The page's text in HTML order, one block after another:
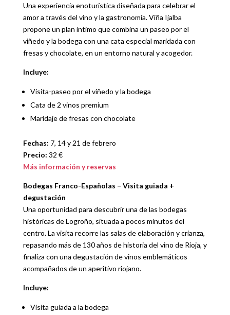
Una experiencia enoturística diseñada para celebrar el
amor a través del vino y la gastronomía. Viña Ijalba
propone un plan íntimo que combina un paseo por el
viñedo y la bodega con una cata especial maridada con
fresas y chocolate, en un entorno natural y acogedor.
Incluye:
Visita-paseo por el viñedo y la bodega
Cata de 2 vinos premium
Maridaje de fresas con chocolate
Fechas: 7, 14 y 21 de febrero
Precio: 32 €
Más información y reservas
Bodegas Franco-Españolas – Visita guiada +
degustación
Una oportunidad para descubrir una de las bodegas
históricas de Logroño, situada a pocos minutos del
centro. La visita recorre las salas de elaboración y crianza,
repasando más de 130 años de historia del vino de Rioja, y
finaliza con una degustación de vinos emblemáticos
acompañados de un aperitivo riojano.
Incluye:
Visita guiada a la bodega